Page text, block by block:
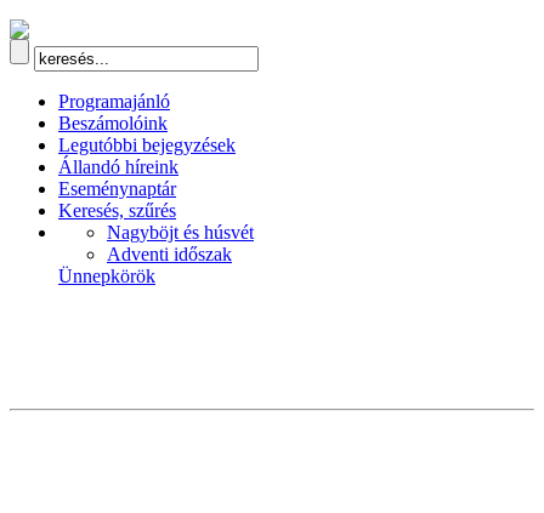
Programajánló
Beszámolóink
Legutóbbi bejegyzések
Állandó híreink
Eseménynaptár
Keresés, szűrés
Nagyböjt és húsvét
Adventi időszak
Ünnepkörök